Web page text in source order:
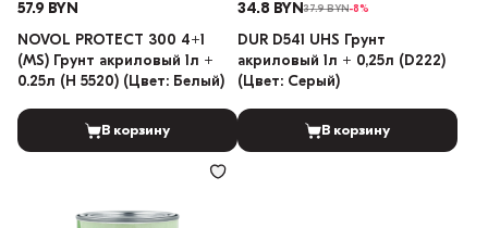
57.9 BYN
NOVOL PROTECT 300 4+1
(MS) Грунт акриловый 1л +
0.25л (H 5520) (Цвет: Белый)
В корзину
34.8 BYN37.9 BYN-8%
DUR D541 UHS Грунт
акриловый 1л + 0,25л (D222)
(Цвет: Серый)
В корзину